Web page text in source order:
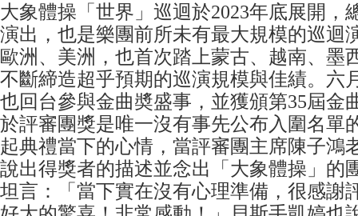
大象體操「世界」巡迴於2023年底展開，
演出，也是樂團前所未有最大規模的巡迴
歐洲、美洲，也首次踏上蒙古、越南、墨
不斷締造超乎預期的巡演規模與佳績。六
也回台參與金曲奬盛事，並獲頒第35屆金
於評審團獎是唯一沒有事先公布入圍名單
起典禮當下的心情，當評審團主席陳子鴻
說出得獎者的描述並念出「大象體操」的
坦言：「當下實在沒有心理準備，很感謝